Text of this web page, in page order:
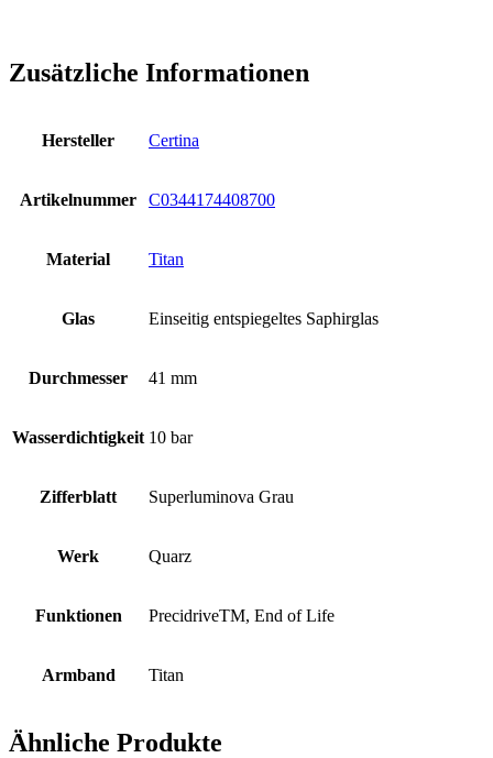
Zusätzliche Informationen
Hersteller Certina
Artikelnummer C0344174408700
Material Titan
Glas Einseitig entspiegeltes Saphirglas
Durchmesser 41 mm
Wasserdichtigkeit 10 bar
Zifferblatt Superluminova Grau
Werk Quarz
Funktionen PrecidriveTM, End of Life
Armband Titan
Ähnliche Produkte